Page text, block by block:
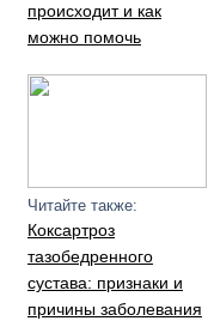
происходит и как
можно помочь
Читайте также:
Коксартроз
тазобедренного
сустава: признаки и
причины заболевания